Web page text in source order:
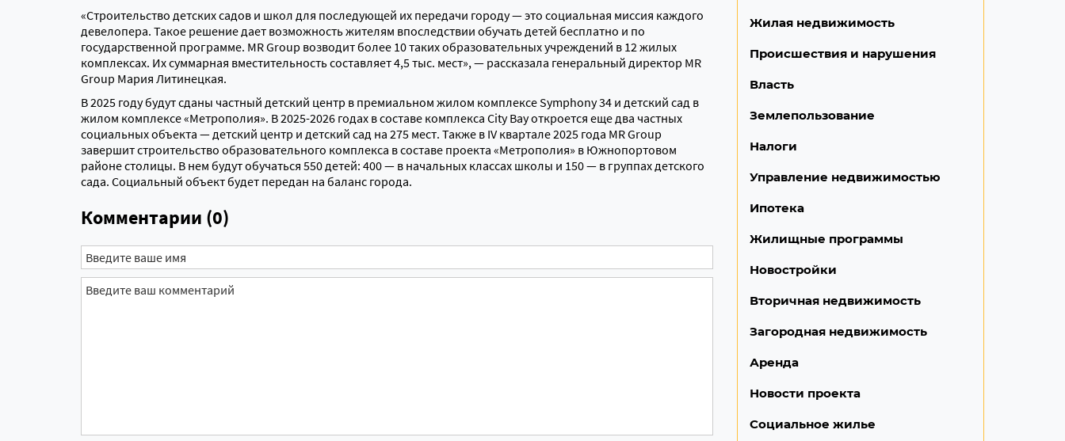
«Строительство детских садов и школ для последующей их передачи городу — это социальная миссия каждого
девелопера. Такое решение дает возможность жителям впоследствии обучать детей бесплатно и по
государственной программе. MR Group возводит более 10 таких образовательных учреждений в 12 жилых
комплексах. Их суммарная вместительность составляет 4,5 тыс. мест», — рассказала генеральный директор MR
Group Мария Литинецкая.
В 2025 году будут сданы частный детский центр в премиальном жилом комплексе Symphony 34 и детский сад в
жилом комплексе «Метрополия». В 2025-2026 годах в составе комплекса City Bay откроется еще два частных
социальных объекта — детский центр и детский сад на 275 мест. Также в IV квартале 2025 года MR Group
завершит строительство образовательного комплекса в составе проекта «Метрополия» в Южнопортовом
районе столицы. В нем будут обучаться 550 детей: 400 — в начальных классах школы и 150 — в группах детского
сада. Социальный объект будет передан на баланс города.
Комментарии (0)
Жилая недвижимость
Происшествия и нарушения
Власть
Землепользование
Налоги
Управление недвижимостью
Ипотека
Жилищные программы
Новостройки
Вторичная недвижимость
Загородная недвижимость
Аренда
Новости проекта
Социальное жилье